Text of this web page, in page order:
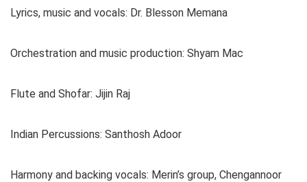
Lyrics, music and vocals: Dr. Blesson Memana
Orchestration and music production: Shyam Mac
Flute and Shofar: Jijin Raj
Indian Percussions: Santhosh Adoor
Harmony and backing vocals: Merin’s group, Chengannoor